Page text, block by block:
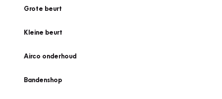
Grote beurt
Kleine beurt
Airco onderhoud
Bandenshop